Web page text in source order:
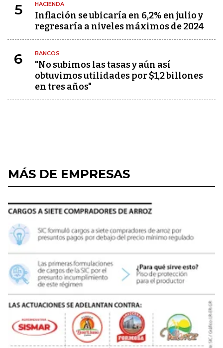
5 HACIENDA
Inflación se ubicaría en 6,2% en julio y
regresaría a niveles máximos de 2024
6 BANCOS
"No subimos las tasas y aún así
obtuvimos utilidades por $1,2 billones
en tres años"
MÁS DE EMPRESAS